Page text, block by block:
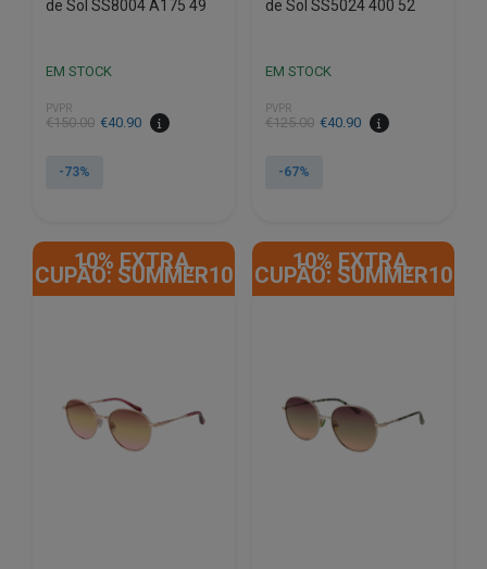
de Sol SS8004 A175 49
EM STOCK
PVPR
€150.00
O
original
€40.90
O
atual
-73%
de Sol SS5024 400 52
EM STOCK
PVPR
€125.00
O
original
€40.90
O
atual
-67%
10% EXTRA,
CUPÃO: SUMMER10
10% EXTRA,
CUPÃO: SUMMER10